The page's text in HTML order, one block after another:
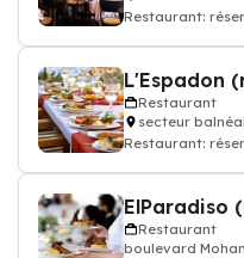
Restaurant:
L'Espadon
Restaurant
secteur
Restaurant:
ElParadiso
Restaurant
boulevard